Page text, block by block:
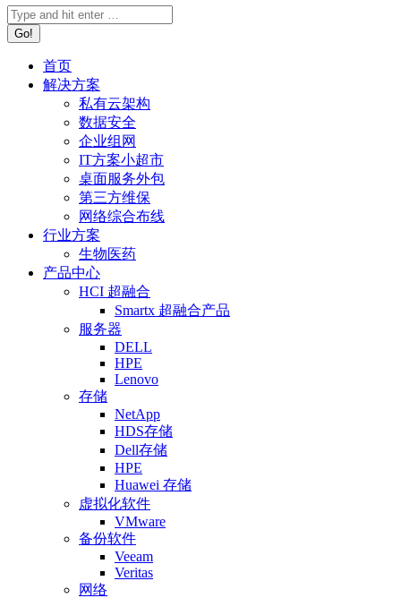
首页
解决方案
私有云架构
数据安全
企业组网
IT方案小超市
桌面服务外包
第三方维保
网络综合布线
行业方案
生物医药
产品中心
HCI 超融合
Smartx 超融合产品
服务器
DELL
HPE
Lenovo
存储
NetApp
HDS存储
Dell存储
HPE
Huawei 存储
虚拟化软件
VMware
备份软件
Veeam
Veritas
网络